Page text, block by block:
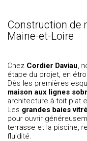
Construction de
Maine-et-Loire
Chez Cordier Daviau ,
étape du projet, en
Dès les premières
maison aux lignes
architecture à toit plat
Les grandes baies
pour ouvrir
terrasse et la piscine,
fluidité.